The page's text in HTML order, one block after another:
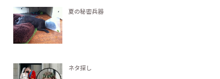
夏の秘密兵器
ネタ探し